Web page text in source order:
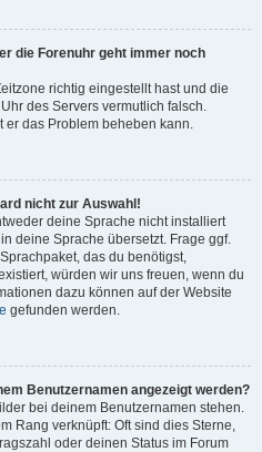
die Forenuhr geht immer noch
richtig eingestellt hast und die
des Servers vermutlich falsch.
er das Problem beheben kann.
nicht zur Auswahl!
deine Sprache nicht installiert
deine Sprache übersetzt. Frage ggf.
das du benötigst,
würden wir uns freuen, wenn du
dazu können auf der Website
gefunden werden.
Benutzernamen angezeigt werden?
bei deinem Benutzernamen stehen.
Rang verknüpft: Oft sind dies Sterne,
oder deinen Status im Forum